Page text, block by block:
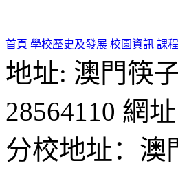
首頁 學校歷史及發展 校園資訊 課
地址: 澳門筷
28564110 網
分校地址：澳